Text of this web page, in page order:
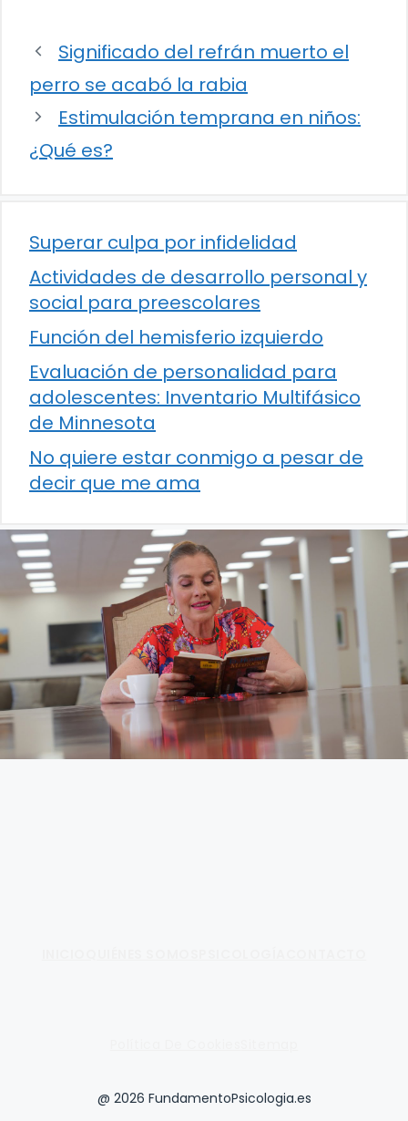
Significado del refrán muerto el
perro se acabó la rabia
Estimulación temprana en niños:
¿Qué es?
Superar culpa por infidelidad
Actividades de desarrollo personal y
social para preescolares
Función del hemisferio izquierdo
Evaluación de personalidad para
adolescentes: Inventario Multifásico
de Minnesota
No quiere estar conmigo a pesar de
decir que me ama
@ 2026 FundamentoPsicologia.es